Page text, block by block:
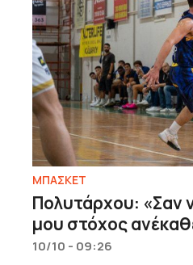
ΜΠΑΣΚΕΤ
Πολυτάρχου: «Σαν
μου στόχος
10/10 - 09:26